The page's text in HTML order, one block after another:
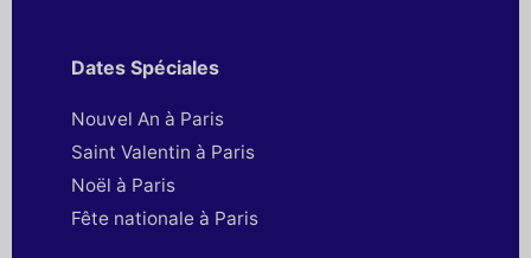
Dates Spéciales
Nouvel An à Paris
Saint Valentin à Paris
Noël à Paris
Fête nationale à Paris